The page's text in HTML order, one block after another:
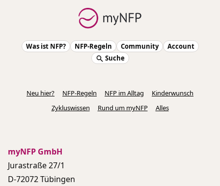
Was ist NFP? NFP-Regeln Community
Account
Suche
Neu hier? NFP-Regeln NFP im Alltag
Kinderwunsch
Zykluswissen
Rund um myNFP Alles
myNFP GmbH
Jurastraße 27/1
D-72072 Tübingen